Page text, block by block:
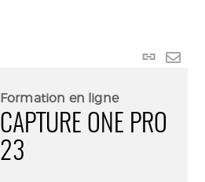
Lien
Formation en ligne
CAPTURE ONE PRO
23